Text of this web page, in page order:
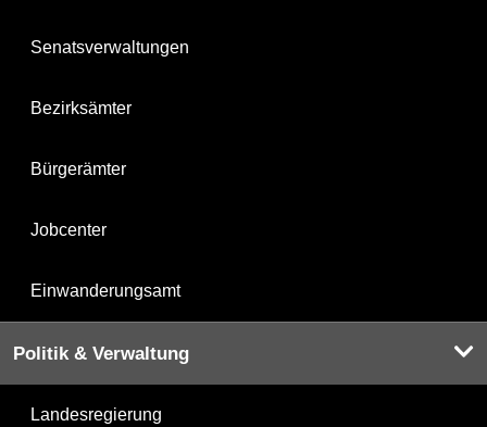
Senatsverwaltungen
Bezirksämter
Bürgerämter
Jobcenter
Einwanderungsamt
Politik & Verwaltung
Landesregierung